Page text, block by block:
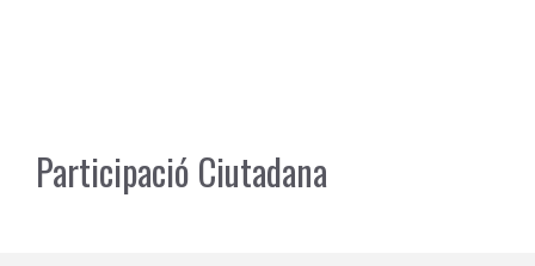
Participació Ciutadana